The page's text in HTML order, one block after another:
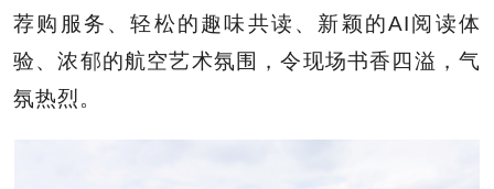
荐购服务、轻松的趣味共读、新颖的AI阅读体
验、浓郁的航空艺术氛围，令现场书香四溢，气
氛热烈。